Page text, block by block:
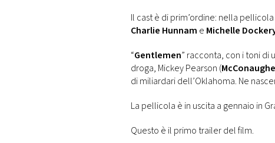
Il cast è di prim’ordine: nella
Charlie Hunnam e Michelle
“Gentlemen” racconta, con i toni di
droga, Mickey Pearson (
di miliardari dell’Oklahoma. Ne
La pellicola è in uscita a gennaio in
Questo è il primo trailer del film.